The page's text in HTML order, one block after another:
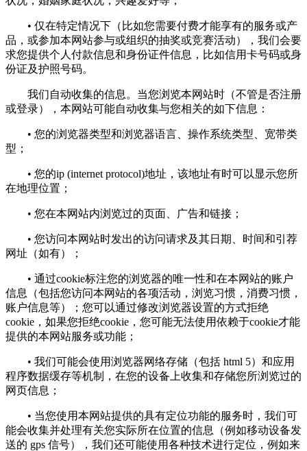
• 仅在特定情况下（比如您需要付费才能享有的服务或产
品，或参加本网站参与或组织的抽奖或竞赛活动），我们会要
求您提供个人付款信息和身份证件信息，比如信用卡号码或身
份证及护照号码。
我们自动收集的信息。当您浏览本网站时（不管是否注册
或登录），本网站可能自动收集与您相关的如下信息：
• 您的浏览器类型和浏览器语言、操作系统类型、宽带类
型；
• 您的ip (internet protocol)地址，该地址有时可以显示您所
在地理位置；
• 您在本网站内浏览过的页面、广告和链接；
• 您访问本网站时发出的访问请求及其日期、时间和引荐
网址（如有）；
• 通过cookie标注您的浏览器的唯一性和在本网站的账户
信息（包括您访问本网站的各项活动，浏览习惯，消费习惯，
账户信息等）；您可以通过修改浏览器设置的方式拒绝
cookie，如果您拒绝cookie，您可能无法使用依赖于cookie才能
提供的本网站服务或功能；
• 我们可能会使用浏览器网络存储（包括 html 5）和应用
程序数据缓存等机制，在您的设备上收集和存储您所浏览过的
网页信息；
• 当您使用本网站提供的具有定位功能的服务时，我们可
能会收集并处理有关您实际所在位置的信息（例如移动设备发
送的 gps 信号），我们还可能使用各种技术进行定位，例如来